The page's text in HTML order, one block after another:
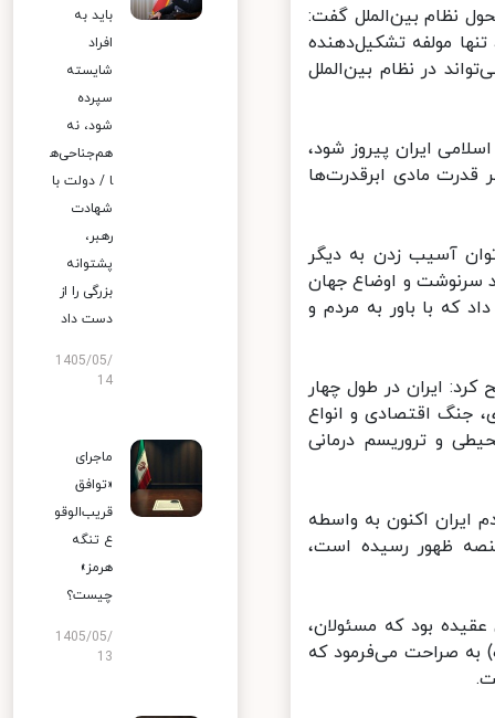
نظام بین‌الملل گفت:
مولفه‌ تشکیل‌دهنده
در نظام بین‌الملل
ایران پیروز شود،
مادی ابرقدرت‌ها
آسیب زدن به دیگر
سرنوشت و اوضاع جهان
که با باور به مردم و
ایران در طول چهار
اقتصادی و انواع
و تروریسم درمانی
ایران اکنون به واسطه
ظهور رسیده است،
بود که مسئولان،
صراحت می‌فرمود که
باید به
افراد
شایسته
سپرده
شود، نه
هم‌جناحی‌ه
ا / دولت با
شهادت
رهبر،
پشتوانه
بزرگی را از
دست داد
1405/05/
14
ماجرای
«توافق
قریب‌الوقو
ع تنگه
هرمز»
چیست؟
1405/05/
13